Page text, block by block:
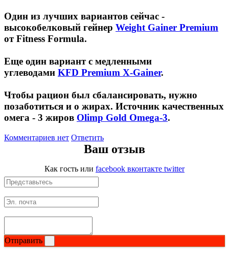
Один из лучших вариантов сейчас -
высокобелковый гейнер Weight Gainer Premium
от Fitness Formula.
Еще один вариант с медленными
углеводами KFD Premium X-Gainer.
Чтобы рацион был сбалансировать, нужно
позаботиться и о жирах. Источник качественных
омега - 3 жиров Olimp Gold Omega-3.
Комментариев нет Ответить
Ваш отзыв
Как гость или facebook вконтакте twitter
Отправить